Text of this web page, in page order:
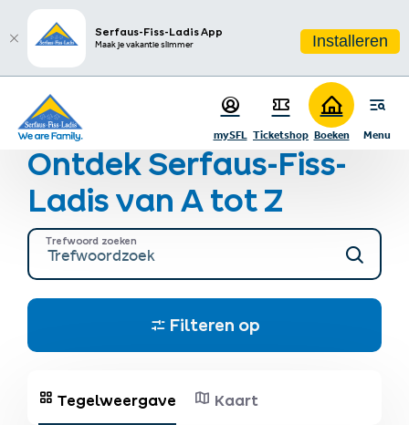
Serfaus-Fiss-Ladis App
Maak je vakantie slimmer Installeren
Ga naar hoofdinhoud
Ga naar inhoudsopgave
Ga naar hoofdnavigatie
sr.table-of-contents
Beleef Serfaus-Fiss-Ladis!
Menu
mySFL Ticketshop Boeken
Startpagina Restaurants, winkels & meer
Ontdek Serfaus-Fiss-
Ladis van A tot Z
Trefwoord zoeken
Filteren op
Tegelweergave Kaart